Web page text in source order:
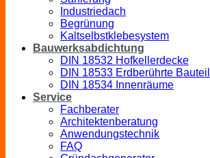
Industriedach
Begrünung
Kaltselbstklebesystem
Bauwerksabdichtung
DIN 18532 Hofkellerdecke
DIN 18533 Erdberührte
DIN 18534 Innenräume
Service
Fachberater
Architektenberatung
Anwendungstechnik
FAQ